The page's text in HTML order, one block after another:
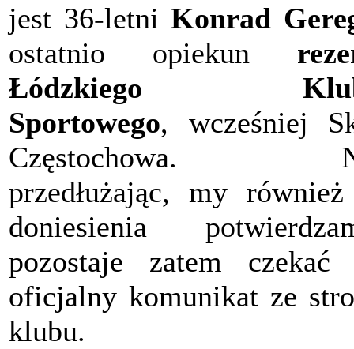
jest 36-letniKonrad
ostatnio opiekun
Łódzkiego
Sportowego, wcześniej
Częstochowa.
przedłużając, my
doniesienia
pozostaje zatem czekać
oficjalny komunikat ze
klubu.